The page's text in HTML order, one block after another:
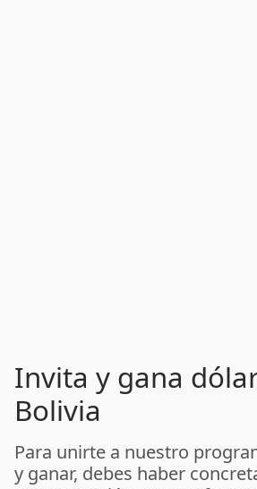
Invita y gana
Bolivia
Para unirte a nuestro
y ganar, debes haber